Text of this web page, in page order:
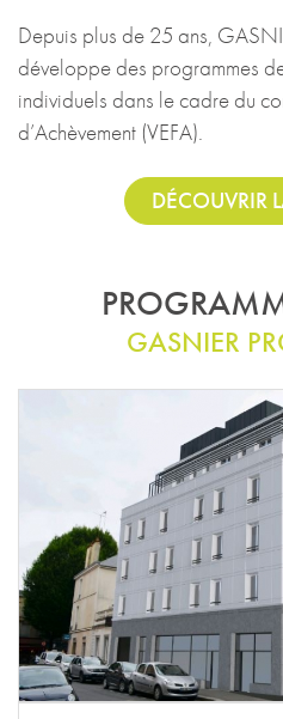
Depuis plus de 25 ans,
développe des programmes
individuels dans le cadre du
d’Achèvement (VEFA).
DÉCOUVRIR
GASNIER